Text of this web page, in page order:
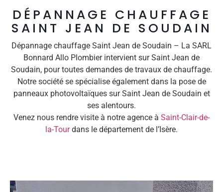
DÉPANNAGE CHAUFFAGE
SAINT JEAN DE SOUDAIN
Dépannage chauffage Saint Jean de Soudain – La SARL
Bonnard Allo Plombier intervient sur Saint Jean de
Soudain, pour toutes demandes de travaux de chauffage.
Notre société se spécialise également dans la pose de
panneaux photovoltaïques sur Saint Jean de Soudain et
ses alentours.
Venez nous rendre visite à notre agence à Saint-Clair-de-
la-Tourdans le département de l’Isère.